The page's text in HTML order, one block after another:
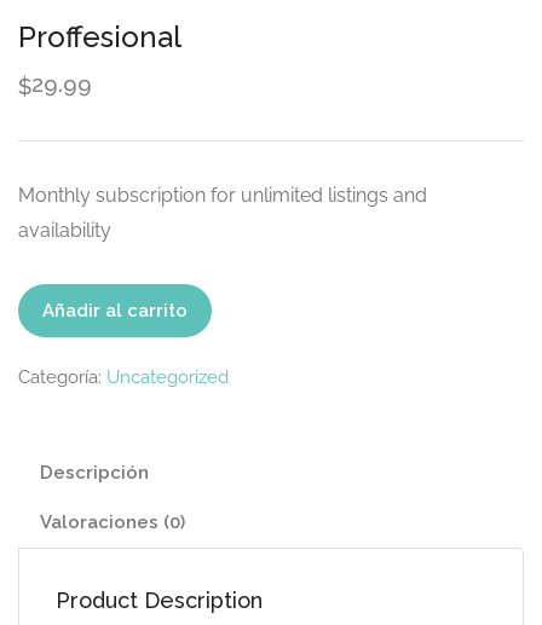
Proffesional
$29.99
Monthly subscription for unlimited listings and
availability
Proffesional
cantidad
Añadir al carrito
Categoría: Uncategorized
Descripción
Valoraciones (0)
Product Description